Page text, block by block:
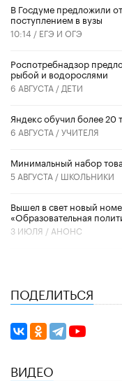
В Госдуме предложили
поступлением в вузы
10:14 / ЕГЭ И ОГЭ
Роспотребнадзор
рыбой и водорослями
6 АВГУСТА / ДЕТИ
​Яндекс обучил более 20
6 АВГУСТА /УЧИТЕЛЯ
Минимальный набор
5 АВГУСТА / ШКОЛЬНИКИ
Вышел в свет новый
«Образовательная
3 ИЮЛЯ / АНОНС
ПОДЕЛИТЬСЯ
ВИДЕО